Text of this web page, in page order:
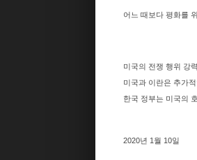
어느 때보다 평화를
미국의 전쟁 행위 강
미국과 이란은 추가
한국 정부는 미국의
2020년 1월 10일